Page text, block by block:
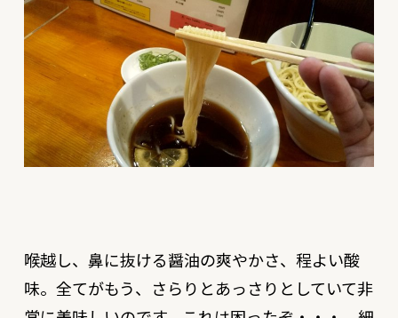
喉越し、鼻に抜ける醤油の爽やかさ、程よい酸
味。全てがもう、さらりとあっさりとしていて非